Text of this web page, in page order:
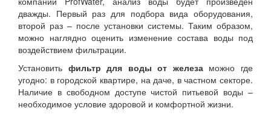
дважды. Первый раз для подбора вида оборудования,
второй раз – после установки системы. Таким образом,
можно наглядно оценить изменение состава воды под
воздействием фильтрации.
Установить фильтр для воды от железаможно где
угодно: в городской квартире, на даче, в частном секторе.
Наличие в свободном доступе чистой питьевой воды –
необходимое условие здоровой и комфортной жизни.